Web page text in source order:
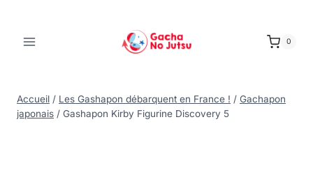
0
Accueil / Les Gashapon débarquent en France ! / Gachapon
japonais / Gashapon Kirby Figurine Discovery 5